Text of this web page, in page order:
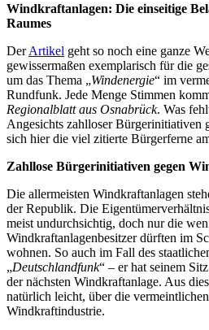
Windkraftanlagen: Die einseitige
Raumes
DerArtikel geht so noch eine ganze
gewissermaßen exemplarisch für die
um das Thema „Windenergie“ im
Rundfunk. Jede Menge Stimmen
Regionalblatt aus Osnabrück. Was
Angesichts zahlloser Bürgerinitiativen
sich hier die viel zitierte Bürgerferne
Zahllose Bürgerinitiativen gegen
Die allermeisten Windkraftanlagen
der Republik. Die
meist undurchsichtig, doch nur die
Windkraftanlagenbesitzer dürften im
wohnen. So auch im Fall des
„Deutschlandfunk“ – er hat seinem
der nächsten Windkraftanlage. Aus
natürlich leicht, über die
Windkraftindustrie.